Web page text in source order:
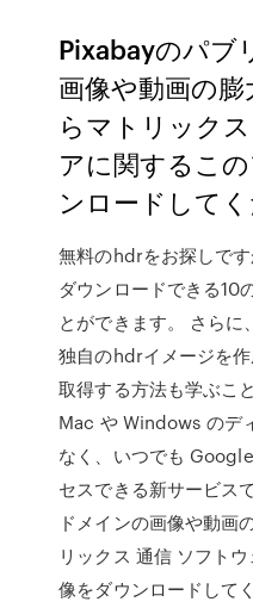
Pixabayのパブ
画像や動画の
らマトリック
アに関するこ
ンロードしてく
無料のhdrをお探しで
ダウンロードできる10
とができます。 さら
独自のhdrイメージを
取得する方法も学ぶこ
Mac や Windows のデ
なく、いつでも
セスできる新サービス
ドメインの画像や動画
リックス 通信 ソフト
像をダウンロードして